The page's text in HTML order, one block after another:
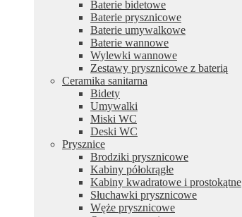
Baterie bidetowe
Baterie prysznicowe
Baterie umywalkowe
Baterie wannowe
Wylewki wannowe
Zestawy prysznicowe z baterią
Ceramika sanitarna
Bidety
Umywalki
Miski WC
Deski WC
Prysznice
Brodziki prysznicowe
Kabiny półokrągłe
Kabiny kwadratowe i prostokątne
Słuchawki prysznicowe
Węże prysznicowe